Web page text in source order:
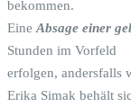
bekommen.
Eine Absage einer
Stunden im Vorfeld
erfolgen, andersfalls
Erika Simak behält